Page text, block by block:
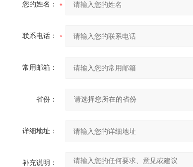
您的姓名：
联系电话：
常用邮箱：
省份：
详细地址：
补充说明：